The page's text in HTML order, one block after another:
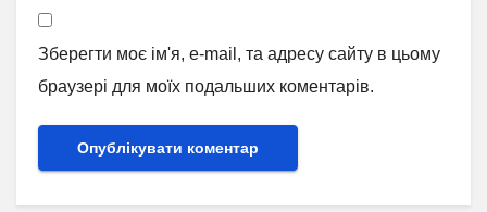
Зберегти моє ім'я, e-mail, та адресу сайту в цьому
браузері для моїх подальших коментарів.